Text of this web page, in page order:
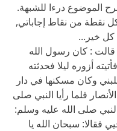
الموضوع درءا للشبهة.
نقطة من نقاط إجاباتي,
كل خير...
: كان رسول الله
أزوره ليلا فحدثته
وكان مسكنها في دار
فلما رأيا النبي صلى
صلى الله عليه وسلم:
فقالا: سبحان الله يا